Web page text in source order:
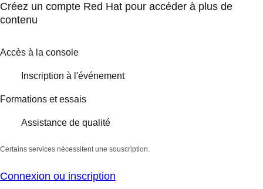
Créez un compte Red Hat pour accéder à plus de
contenu
Accès à la console
Inscription à l'événement
Formations et essais
Assistance de qualité
Certains services nécessitent une souscription.
Connexion ou inscription